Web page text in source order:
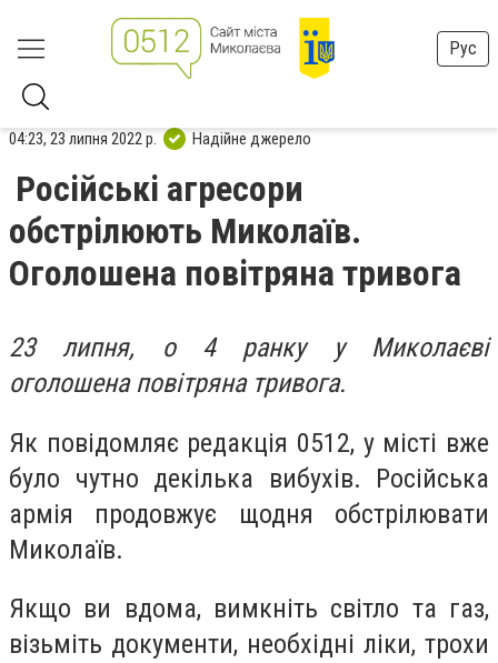
Рус
04:23, 23 липня 2022 р. Надійне джерело
Російські агресори
обстрілюють Миколаїв.
Оголошена повітряна тривога
23 липня, о 4 ранку у Миколаєві
оголошена повітряна тривога.
Як повідомляє редакція 0512, у місті вже
було чутно декілька вибухів. Російська
армія продовжує щодня обстрілювати
Миколаїв.
Якщо ви вдома, вимкніть світло та газ,
візьміть документи, необхідні ліки, трохи